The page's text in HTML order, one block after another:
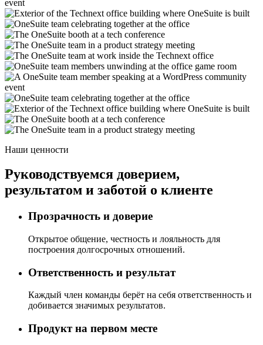
Наши ценности
Руководствуемся доверием,
результатом и заботой о клиенте
Прозрачность и доверие
Открытое общение, честность и лояльность для
построения долгосрочных отношений.
Ответственность и результат
Каждый член команды берёт на себя ответственность и
добивается значимых результатов.
Продукт на первом месте